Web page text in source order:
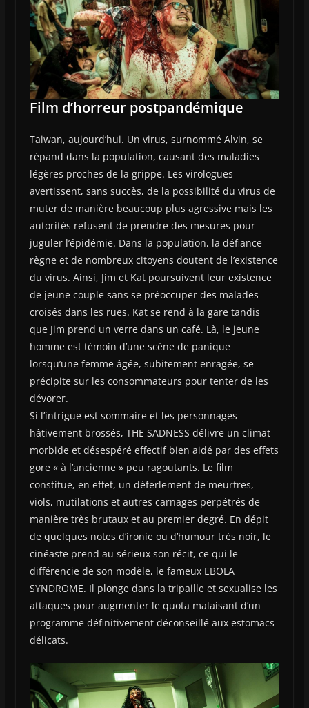
Film d’horreur postpandémique
Taiwan, aujourd’hui. Un virus, surnommé Alvin, se
répand dans la population, causant des maladies
légères proches de la grippe. Les virologues
avertissent, sans succès, de la possibilité du virus de
muter de manière beaucoup plus agressive mais les
autorités refusent de prendre des mesures pour
juguler l’épidémie. Dans la population, la défiance
règne et de nombreux citoyens doutent de l’existence
du virus. Ainsi, Jim et Kat poursuivent leur existence
de jeune couple sans se préoccuper des malades
croisés dans les rues. Kat se rend à la gare tandis
que Jim prend un verre dans un café. Là, le jeune
homme est témoin d’une scène de panique
lorsqu’une femme âgée, subitement enragée, se
précipite sur les consommateurs pour tenter de les
dévorer.
Si l’intrigue est sommaire et les personnages
hâtivement brossés, THE SADNESS délivre un climat
morbide et désespéré effectif bien aidé par des effets
gore « à l’ancienne » peu ragoutants. Le film
constitue, en effet, un déferlement de meurtres,
viols, mutilations et autres carnages perpétrés de
manière très brutaux et au premier degré. En dépit
de quelques notes d’ironie ou d’humour très noir, le
cinéaste prend au sérieux son récit, ce qui le
différencie de son modèle, le fameux EBOLA
SYNDROME. Il plonge dans la tripaille et sexualise les
attaques pour augmenter le quota malaisant d’un
programme définitivement déconseillé aux estomacs
délicats.